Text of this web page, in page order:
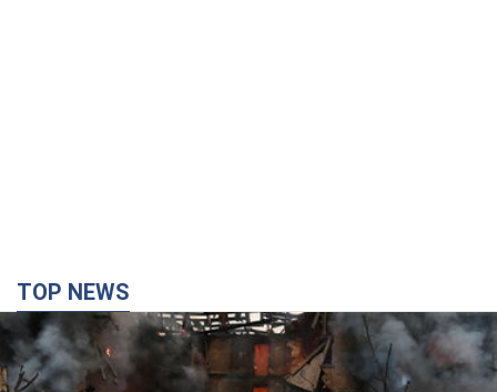
Кремль "спалює" останні запаси балістики в
Україні: що буде далі? Інтерв’ю з Шарпом